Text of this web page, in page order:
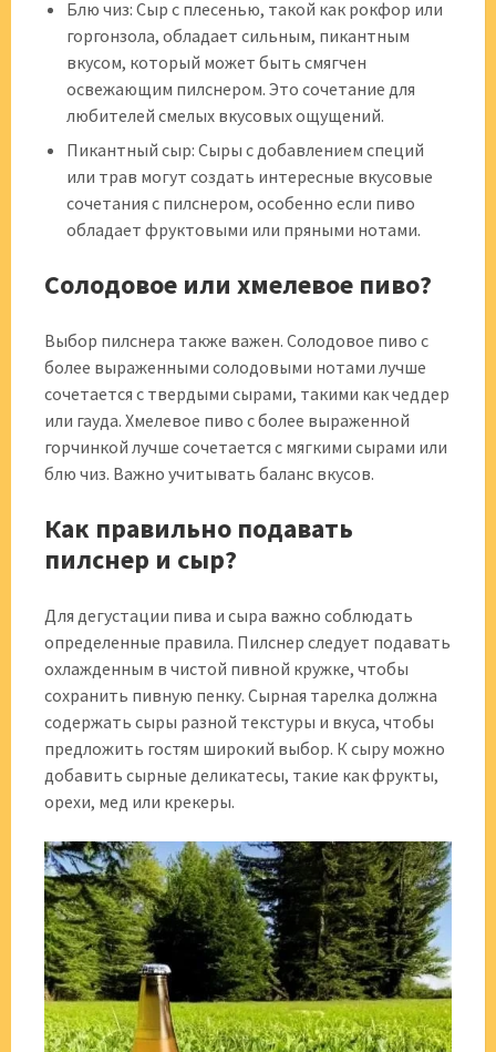
Блю чиз: Сыр с плесенью, такой как рокфор или
горгонзола, обладает сильным, пикантным
вкусом, который может быть смягчен
освежающим пилснером. Это сочетание для
любителей смелых вкусовых ощущений.
Пикантный сыр: Сыры с добавлением специй
или трав могут создать интересные вкусовые
сочетания с пилснером, особенно если пиво
обладает фруктовыми или пряными нотами.
Солодовое или хмелевое пиво?
Выбор пилснера также важен. Солодовое пиво с
более выраженными солодовыми нотами лучше
сочетается с твердыми сырами, такими как чеддер
или гауда. Хмелевое пиво с более выраженной
горчинкой лучше сочетается с мягкими сырами или
блю чиз. Важно учитывать баланс вкусов.
Как правильно подавать
пилснер и сыр?
Для дегустации пива и сыра важно соблюдать
определенные правила. Пилснер следует подавать
охлажденным в чистой пивной кружке, чтобы
сохранить пивную пенку. Сырная тарелка должна
содержать сыры разной текстуры и вкуса, чтобы
предложить гостям широкий выбор. К сыру можно
добавить сырные деликатесы, такие как фрукты,
орехи, мед или крекеры.